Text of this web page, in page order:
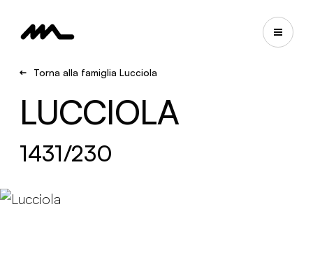
Torna alla famiglia Lucciola
LUCCIOLA
1431/230